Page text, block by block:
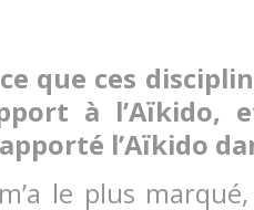
ce que ces
à l’Aïkido,
l’Aïkido
le plus